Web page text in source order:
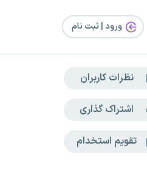
ورود | ثبت‌ نام
نظرات کاربران
اشتراک گذاری
تقویم استخدام